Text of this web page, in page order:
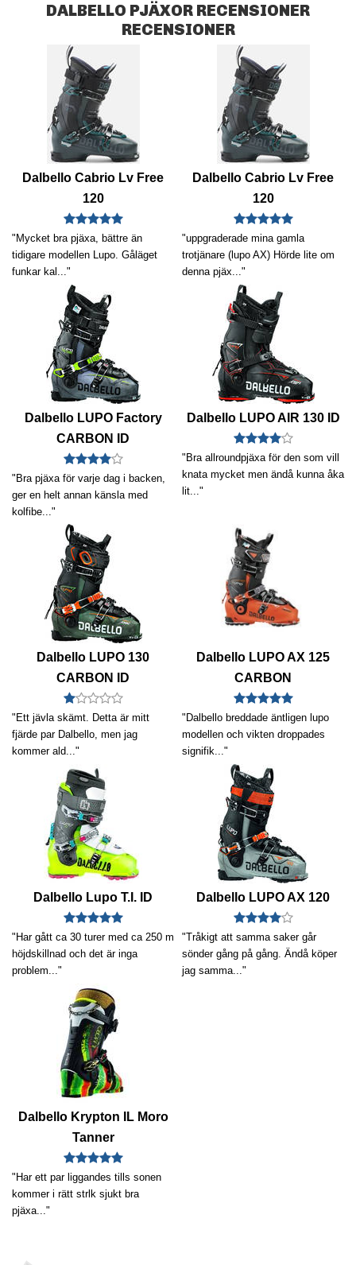
DALBELLO PJÄXOR RECENSIONER
RECENSIONER
Dalbello Cabrio Lv Free
120
"Mycket bra pjäxa, bättre än
tidigare modellen Lupo. Gåläget
funkar kal..."
Dalbello Cabrio Lv Free
120
"uppgraderade mina gamla
trotjänare (lupo AX) Hörde lite om
denna pjäx..."
Dalbello LUPO Factory
CARBON ID
"Bra pjäxa för varje dag i backen,
ger en helt annan känsla med
kolfibe..."
Dalbello LUPO AIR 130 ID
"Bra allroundpjäxa för den som vill
knata mycket men ändå kunna åka
lit..."
Dalbello LUPO 130
CARBON ID
"Ett jävla skämt. Detta är mitt
fjärde par Dalbello, men jag
kommer ald..."
Dalbello LUPO AX 125
CARBON
"Dalbello breddade äntligen lupo
modellen och vikten droppades
signifik..."
Dalbello Lupo T.I. ID
"Har gått ca 30 turer med ca 250 m
höjdskillnad och det är inga
problem..."
Dalbello LUPO AX 120
"Tråkigt att samma saker går
sönder gång på gång. Ändå köper
jag samma..."
Dalbello Krypton IL Moro
Tanner
"Har ett par liggandes tills sonen
kommer i rätt strlk sjukt bra
pjäxa..."